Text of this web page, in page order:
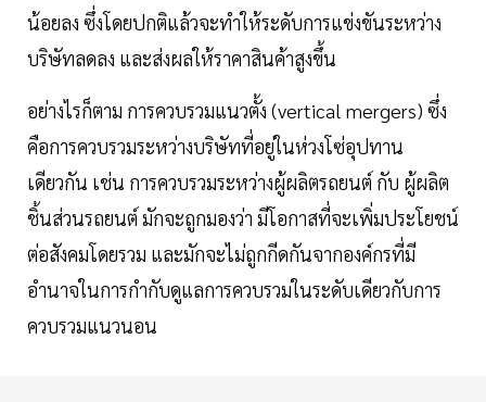
น้อยลง ซึ่งโดยปกติแล้วจะทำให้ระดับการแข่งขันระหว่าง
บริษัทลดลง และส่งผลให้ราคาสินค้าสูงขึ้น
อย่างไรก็ตาม การควบรวมแนวตั้ง (vertical mergers) ซึ่ง
คือการควบรวมระหว่างบริษัทที่อยู่ในห่วงโซ่อุปทาน
เดียวกัน เช่น การควบรวมระหว่างผู้ผลิตรถยนต์ กับ ผู้ผลิต
ชิ้นส่วนรถยนต์ มักจะถูกมองว่า มีโอกาสที่จะเพิ่มประโยชน์
ต่อสังคมโดยรวม และมักจะไม่ถูกกีดกันจากองค์กรที่มี
อำนาจในการกำกับดูแลการควบรวมในระดับเดียวกับการ
ควบรวมแนวนอน